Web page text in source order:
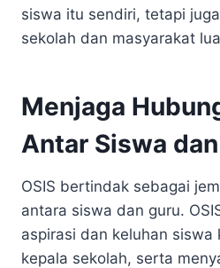
siswa itu sendiri, tetapi
sekolah dan masyarakat
Menjaga
Antar Siswa
OSIS bertindak sebagai
antara siswa dan guru.
aspirasi dan keluhan siswa
kepala sekolah, serta